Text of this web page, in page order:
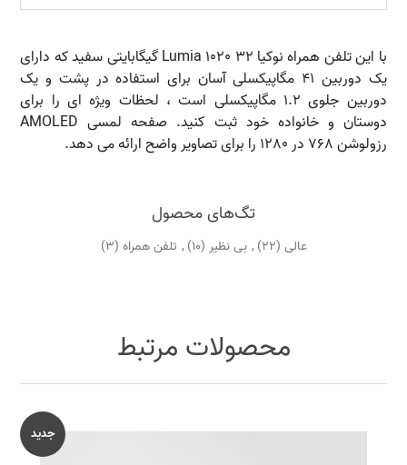
با این تلفن همراه نوکیا Lumia 1020 32 گیگابایتی سفید که دارای
یک دوربین 41 مگاپیکسلی آسان برای استفاده در پشت و یک
دوربین جلوی 1.2 مگاپیکسلی است ، لحظات ویژه ای را برای
دوستان و خانواده خود ثبت کنید. صفحه لمسی AMOLED
رزولوشن 768 در 1280 را برای تصاویر واضح ارائه می دهد.
تگ‌های محصول
عالی (22)
, بی نظیر (10)
, تلفن همراه (3)
محصولات مرتبط
جدید